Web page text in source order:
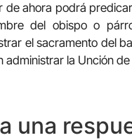
de ahora podrá
del obispo o
el sacramento del
administrar la Unción
una